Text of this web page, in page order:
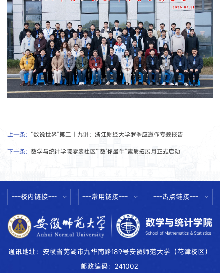
上一条： “数说世界”第二十九讲：浙江财经大学罗季应邀作专题报告
下一条： 数学与统计学院零壹社区“‘数’你最牛”素质拓展月正式启动
---校内链接--- ---常用链接--- ---热点链接---
通讯地址：安徽省芜湖市九华南路189号安徽师范大学（花津校区）
邮政编码：241002